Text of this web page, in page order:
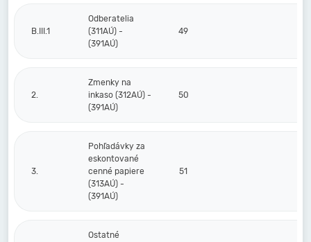
B.III.1
Odberatelia
(311AÚ) -
(391AÚ)
49
2.
Zmenky na
inkaso (312AÚ) -
(391AÚ)
50
3.
Pohľadávky za
eskontované
cenné papiere
(313AÚ) -
(391AÚ)
51
Ostatné